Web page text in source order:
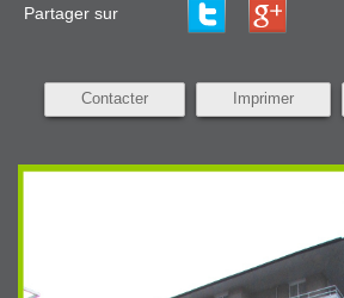
Partager sur
Contacter Imprimer